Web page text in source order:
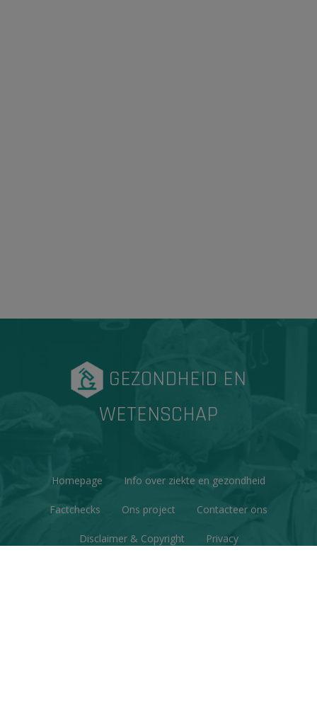
GEZONDHEID EN
WETENSCHAP
Homepage Info over ziekte en gezondheid
Factchecks Ons project Contacteer ons
Disclaimer & Copyright Privacy